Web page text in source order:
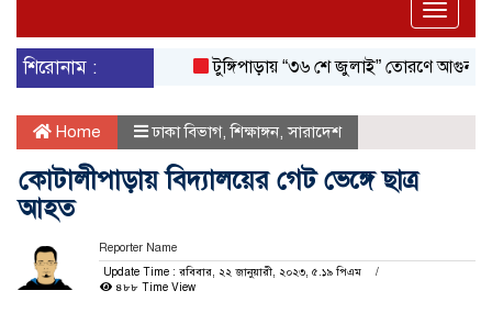
Toggle
শিরোনাম :
টুঙ্গিপাড়ায় “৩৬ শে জুলাই” তোরণে আগুন; ৭৫
Home ঢাকা বিভাগ,শিক্ষাঙ্গন,সারাদেশ
কোটালীপাড়ায় বিদ্যালয়ের গেট ভেঙ্গে ছাত্র
আহত
Reporter Name
Update Time : রবিবার, ২২ জানুয়ারী, ২০২৩, ৫.১৯ পিএম
৪৮৮ Time View